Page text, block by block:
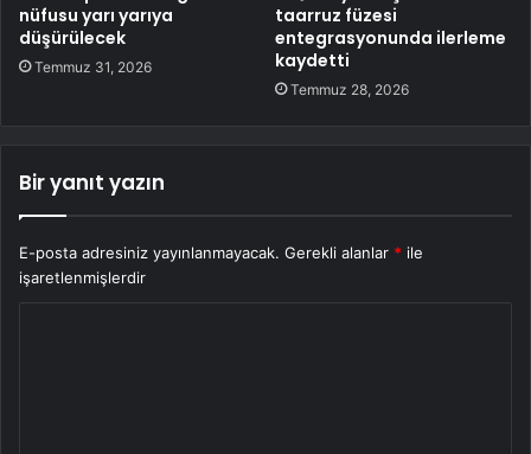
nüfusu yarı yarıya
düşürülecek
Temmuz 31, 2026
taarruz füzesi
entegrasyonunda ilerleme
kaydetti
Temmuz 28, 2026
Bir yanıt yazın
E-posta adresiniz yayınlanmayacak. Gerekli alanlar * ile
işaretlenmişlerdir